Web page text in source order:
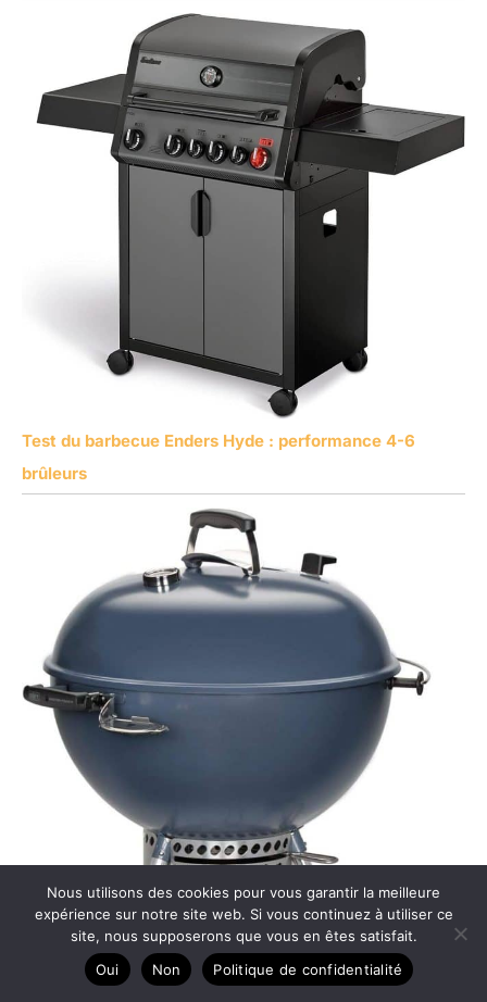
Test du barbecue Enders Hyde : performance 4-6
brûleurs
Nous utilisons des cookies pour vous garantir la meilleure
expérience sur notre site web. Si vous continuez à utiliser ce
site, nous supposerons que vous en êtes satisfait.
Oui
Non Politique de confidentialité